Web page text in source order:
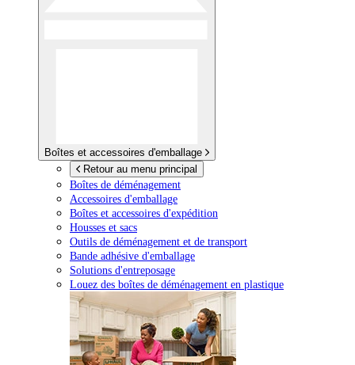
Boîtes et accessoires d'emballage
Retour au menu principal
Boîtes de déménagement
Accessoires d'emballage
Boîtes et accessoires d'expédition
Housses et sacs
Outils de déménagement et de transport
Bande adhésive d'emballage
Solutions d'entreposage
Louez des boîtes de déménagement en plastique